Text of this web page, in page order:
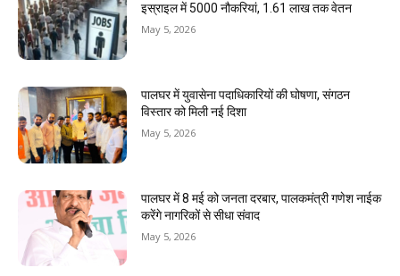
इस्राइल में 5000 नौकरियां, ₹1.61 लाख तक वेतन
May 5, 2026
पालघर में युवासेना पदाधिकारियों की घोषणा, संगठन
विस्तार को मिली नई दिशा
May 5, 2026
पालघर में 8 मई को जनता दरबार, पालकमंत्री गणेश नाईक
करेंगे नागरिकों से सीधा संवाद
May 5, 2026